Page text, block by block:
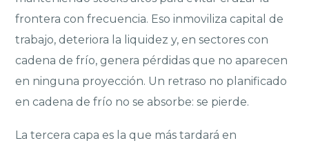
frontera con frecuencia. Eso inmoviliza capital de
trabajo, deteriora la liquidez y, en sectores con
cadena de frío, genera pérdidas que no aparecen
en ninguna proyección. Un retraso no planificado
en cadena de frío no se absorbe: se pierde.
La tercera capa es la que más tardará en